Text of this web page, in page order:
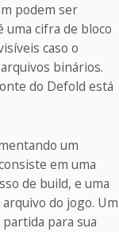
podem ser
cifra de bloco
caso o
binários.
do Defold está
um
em uma
de build, e uma
do jogo. Um
para sua